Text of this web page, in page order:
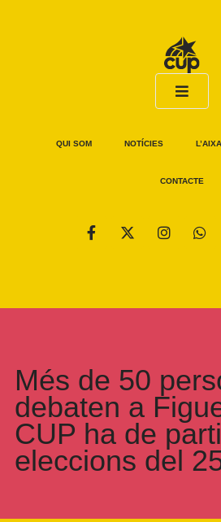
QUI SOM NOTÍCIES
CONTACTE
Més de 50
debaten a
CUP ha de
eleccions del